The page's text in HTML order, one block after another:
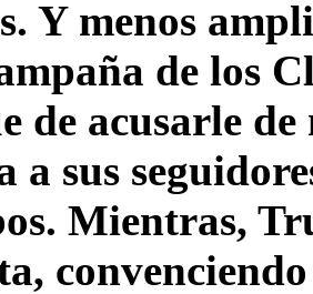
Y menos
de los
de acusarle
a sus
Mientras,